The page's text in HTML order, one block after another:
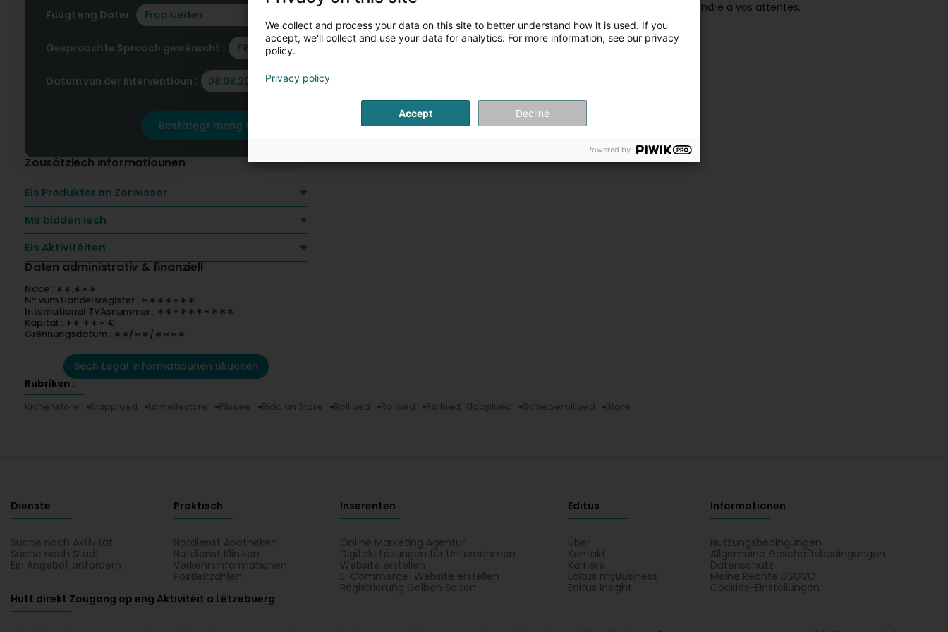
Füügt eng Datei : Eroplueden
Gesproochte Sprooch gewënscht : FR
Datum vun der Interventioun :
Bestätegt meng Ufro
Zousätzlech Informatiounen
Eis Produkter an Zerwisser
Mir bidden Iech
Eis Aktivitéiten
Daten administrativ & finanziell
Nace : ∗∗.∗∗∗
N° vum Handelsregister : ∗∗∗∗∗∗∗
International TVAsnummer : ∗∗∗∗∗∗∗∗∗∗
Kapital : ∗∗ ∗∗∗ €
Grënnungsdatum : ∗∗/∗∗/∗∗∗∗
Sech Legal Informatiounen ukucken
Faire appel à nous, c'est s'adresser à des experts en simplicité capables de répondre à vos attentes.
Demandez un devis gratuit!
Rubriken :
Kichenstore
Klapplued Lamellestore Plissee Rido an Store Rolllued Rollued Rollued, Klapplued Schieberolllued Store
Dienste
Suche nach Aktivität
Suche nach Stadt
Ein Angebot anfordern
Praktisch
Notdienst Apotheken
Notdienst Kliniken
Verkehrsinformationen
Postleitzahlen
Inserenten
Online Marketing Agentur
Digitale Lösungen für Unternehmen
Website erstellen
E-Commerce-Website erstellen
Registrierung Gelben Seiten
Editus
Über
Kontakt
Karriere
Editus myBusiness
Editus Insight
Informationen
Nutzungsbedingungen
Allgemeine Geschäftsbedingungen
Datenschutz
Meine Rechte DSGVO
Cookies-Einstellungen
Hutt direkt Zougang op eng Aktivitéit a Lëtzebuerg
We collect and process your data on this site to better understand how it is used. If you
accept, we'll collect and use your data for analytics. For more information, see our privacy
policy.
Privacy policy
Accept Decline
Powered by